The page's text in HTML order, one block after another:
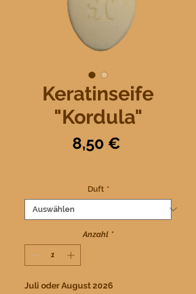
Keratinseife
"Kordula"
8,50 €
Duft *
Anzahl *
Juli oder August 2026